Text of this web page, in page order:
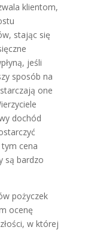
klientom,
stając się
jeśli
sposób na
one
dochód
cena
są bardzo
pożyczek
ocenę
w której